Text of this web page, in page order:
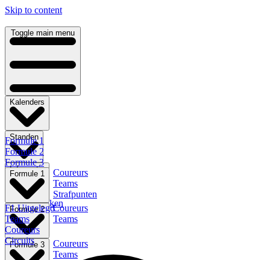
Skip to content
Toggle main menu
Kalenders
Formule 1
Formule 2
Formule 3
Formule E
Indycar
NLS
Standen
Formule 1
Coureurs
Teams
Strafpunten
Formule 2
Coureurs
Teams
Formule 3
Coureurs
Teams
Informatie
F1 Uitgelegd
Teams
Coureurs
Circuits
F1 Terugkijken